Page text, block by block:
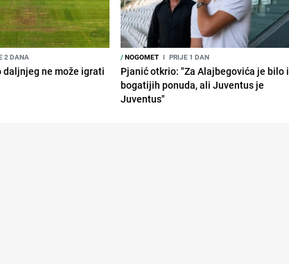
2 DANA
daljnjeg ne može igrati
/NOGOMET I PRIJE 1 DAN
Pjanić otkrio: "Za Alajbegovića je bilo i
bogatijih ponuda, ali Juventus je
Juventus"